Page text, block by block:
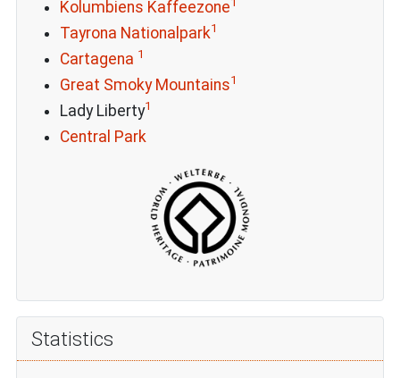
Kolumbiens Kaffeezone
Tayrona Nationalpark1
Cartagena 1
Great Smoky Mountains1
Lady Liberty1
Central Park
Statistics